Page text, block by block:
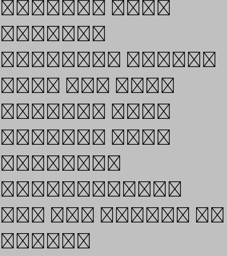
becomes more
mobile,
branding passes
more and more
through type
design. This
includes
specifically
the all aspect of
custom